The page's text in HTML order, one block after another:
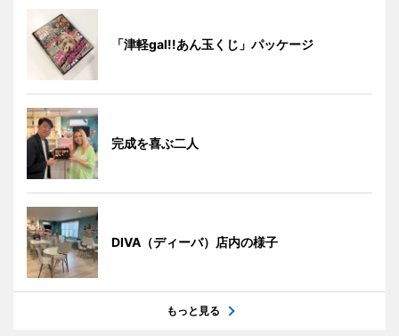
「津軽gal!!あん玉くじ」パッケージ
完成を喜ぶ二人
DIVA（ディーバ）店内の様子
もっと見る